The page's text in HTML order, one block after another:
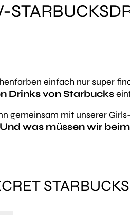
einfach nur super
Drinks von Starbucks
gemeinsam mit unserer
Und was müssen wir